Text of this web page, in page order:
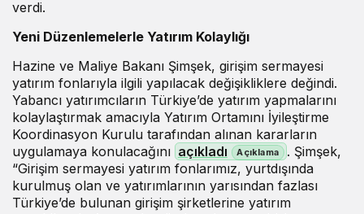
verdi.
Yeni Düzenlemelerle Yatırım Kolaylığı
Hazine ve Maliye Bakanı Şimşek, girişim sermayesi
yatırım fonlarıyla ilgili yapılacak değişikliklere değindi.
Yabancı yatırımcıların Türkiye’de yatırım yapmalarını
kolaylaştırmak amacıyla Yatırım Ortamını İyileştirme
Koordinasyon Kurulu tarafından alınan kararların
uygulamaya konulacağını açıkladı
. Şimşek,
“Girişim sermayesi yatırım fonlarımız, yurtdışında
kurulmuş olan ve yatırımlarının yarısından fazlası
Türkiye’de bulunan girişim şirketlerine yatırım